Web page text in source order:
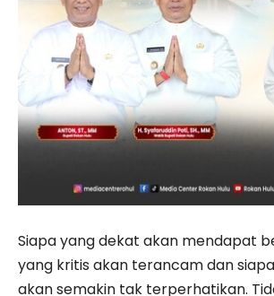
Siapa yang dekat akan mendapat
yang kritis akan terancam dan
akan semakin tak terperhatikan.